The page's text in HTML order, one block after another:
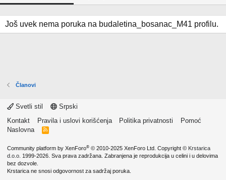
Još uvek nema poruka na budaletina_bosanac_M41 profilu.
Članovi
Svetli stil
Srpski
Kontakt
Pravila i uslovi korišćenja Politika privatnosti
Pomoć
Naslovna
R
Community platform by XenForo® © 2010-2025 XenForo Ltd. Copyright © Krstarica
d.o.o. 1999-2026. Sva prava zadržana. Zabranjena je reprodukcija u celini i u delovima
bez dozvole.
Krstarica ne snosi odgovornost za sadržaj poruka.